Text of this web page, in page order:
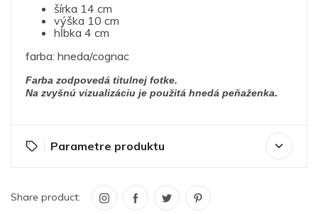
šírka 14 cm
výška 10 cm
hĺbka 4 cm
farba: hneda/cognac
Farba zodpovedá titulnej fotke.
Na zvyšnú vizualizáciu je použitá hnedá peňaženka.
Parametre produktu
Share product: